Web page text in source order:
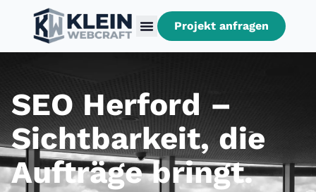
Projekt anfragen
SEO Herford –
Sichtbarkeit, die
Aufträge bringt.